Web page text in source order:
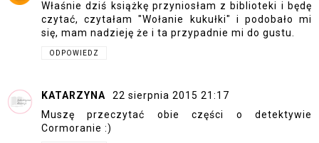
Właśnie dziś książkę przyniosłam z biblioteki i będę
czytać, czytałam "Wołanie kukułki" i podobało mi
się, mam nadzieję że i ta przypadnie mi do gustu.
ODPOWIEDZ
KATARZYNA
22 sierpnia 2015 21:17
Muszę przeczytać obie części o detektywie
Cormoranie :)